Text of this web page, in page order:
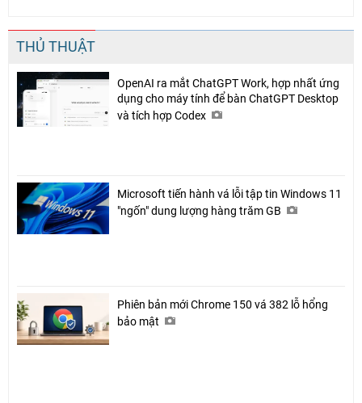
THỦ THUẬT
OpenAI ra mắt ChatGPT Work, hợp nhất ứng
dụng cho máy tính để bàn ChatGPT Desktop
và tích hợp Codex
Microsoft tiến hành vá lỗi tập tin Windows 11
"ngốn" dung lượng hàng trăm GB
Phiên bản mới Chrome 150 vá 382 lỗ hổng
bảo mật